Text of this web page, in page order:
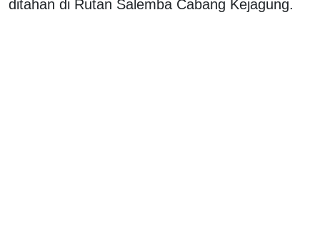
ditahan di Rutan Salemba Cabang Kejagung.